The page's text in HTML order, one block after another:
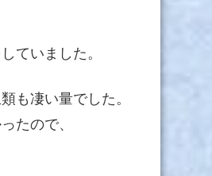
ていました。
も凄い量でした。
たので、